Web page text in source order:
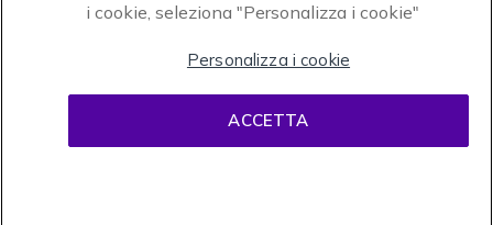
Condizioni di vendita
i cookie, seleziona "Personalizza i cookie"
Personalizza i cookie
ACCETTA